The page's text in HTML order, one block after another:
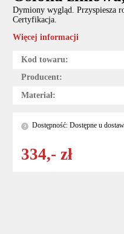
Dymiony wygląd. Przyspiesza
Certyfikacja.
Więcej informacji
Kod towaru:
Producent:
Materiał:
? Dostępność: Dostępne u
334,- zł